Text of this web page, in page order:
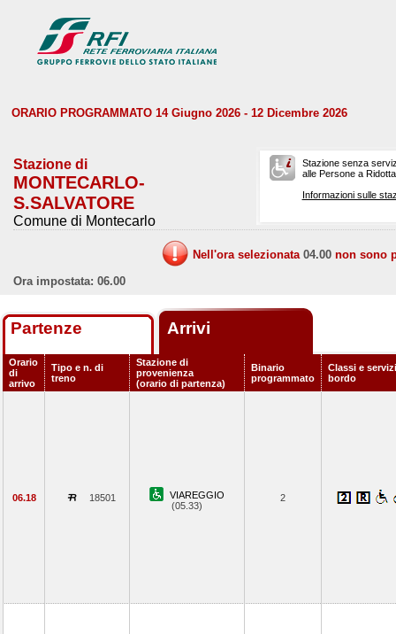
ORARIO PROGRAMMATO 14 Giugno 2026 - 12 Dicembre 2026
Stazione di
MONTECARLO-
S.SALVATORE
Comune di Montecarlo
Stazione senza
alle Persone a
Informazioni sulle
Nell'ora selezionata 04.00 non sono
Ora impostata: 06.00
Partenze Arrivi
Orario
di
arrivo
Tipo e n. di
treno
Stazione di
provenienza
(orario di partenza)
Binario
programmato
Classi e
bordo
06.18 18501
VIAREGGIO
(05.33)
2